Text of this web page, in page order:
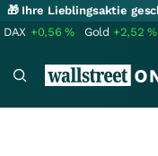
🎁 Ihre Lieblingsaktie
DAX +0,56% Gold +2,52%